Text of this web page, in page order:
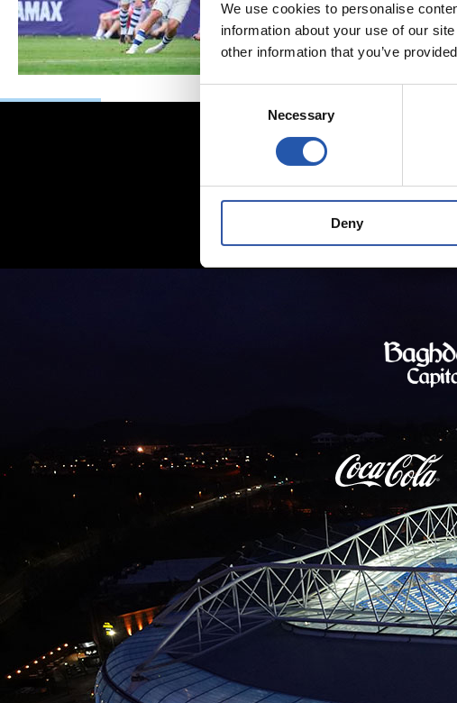
We use cookies to personalise
information about your use of our
other information that you’ve
Necessary
Deny